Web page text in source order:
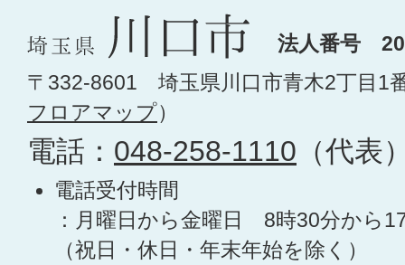
法人番号
〒332-8601 埼玉県川口市青木2丁目1
フロアマップ）
電話： 048-258-1110 （代表
電話受付時間
：月曜日から金曜日 8時30分から
（祝日・休日・年末年始を除く）